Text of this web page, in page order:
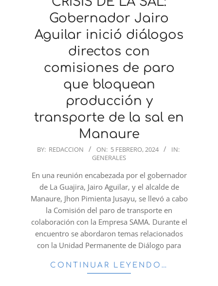
Gobernador Jairo
Aguilar inició diálogos
directos con
comisiones de paro
que bloquean
producción y
transporte de la sal en
Manaure
2024-
05
BY: REDACCION ON: 5 FEBRERO, 2024
IN:
GENERALES
En una reunión encabezada por el gobernador
de La Guajira, Jairo Aguilar, y el alcalde de
Manaure, Jhon Pimienta Jusayu, se llevó a cabo
la Comisión del paro de transporte en
colaboración con la Empresa SAMA. Durante el
encuentro se abordaron temas relacionados
con la Unidad Permanente de Diálogo para
CONTINUAR LEYENDO…